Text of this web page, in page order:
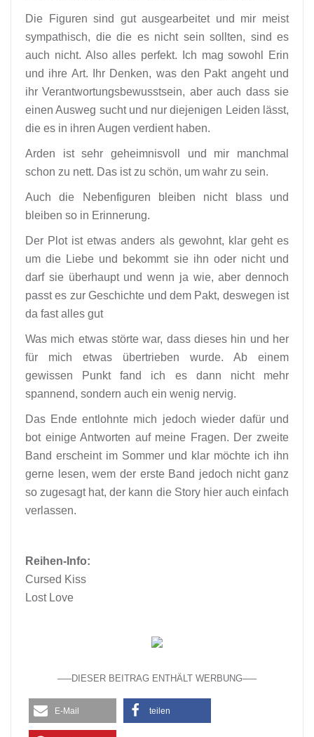
Die Figuren sind gut ausgearbeitet und mir meist
sympathisch, die die es nicht sein sollten, sind es
auch nicht. Also alles perfekt. Ich mag sowohl Erin
und ihre Art. Ihr Denken, was den Pakt angeht und
ihr Verantwortungsbewusstsein, aber auch dass sie
einen Ausweg sucht und nur diejenigen Leiden lässt,
die es in ihren Augen verdient haben.
Arden ist sehr geheimnisvoll und mir manchmal
schon zu nett. Das ist zu schön, um wahr zu sein.
Auch die Nebenfiguren bleiben nicht blass und
bleiben so in Erinnerung.
Der Plot ist etwas anders als gewohnt, klar geht es
um die Liebe und bekommt sie ihn oder nicht und
darf sie überhaupt und wenn ja wie, aber dennoch
passt es zur Geschichte und dem Pakt, deswegen ist
da fast alles gut
Was mich etwas störte war, dass dieses hin und her
für mich etwas übertrieben wurde. Ab einem
gewissen Punkt fand ich es dann nicht mehr
spannend, sondern auch ein wenig nervig.
Das Ende entlohnte mich jedoch wieder dafür und
bot einige Antworten auf meine Fragen. Der zweite
Band erscheint im Sommer und klar möchte ich ihn
gerne lesen, wem der erste Band jedoch nicht ganz
so zugesagt hat, der kann die Story hier auch einfach
verlassen.
Reihen-Info:
Cursed Kiss
Lost Love
—–DIESER BEITRAG ENTHÄLT WERBUNG—–
E-Mail teilen